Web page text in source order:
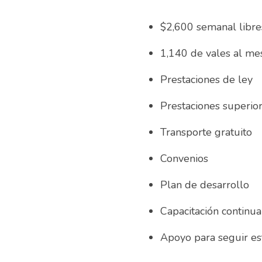
$2,600 semanal
Prestaciones de ley
Prestaciones
Transporte gratuito
Convenios
Plan de desarrollo
Capacitación continua
Apoyo para seguir